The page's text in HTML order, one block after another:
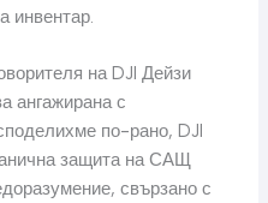
инвентар.
на DJI Дейзи
ангажирана с
по-рано, DJI
защита на САЩ
свързано с